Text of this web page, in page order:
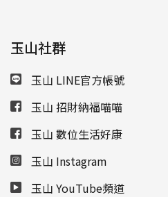
玉山社群
玉山 LINE官方帳號
玉山 招財納福喵喵
玉山 數位生活好康
玉山 Instagram
玉山 YouTube頻道